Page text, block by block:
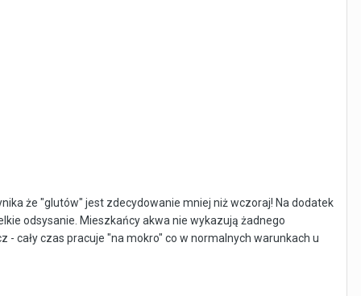
że "glutów" jest zdecydowanie mniej niż wczoraj! Na dodatek
odsysanie. Mieszkańcy akwa nie wykazują żadnego
- cały czas pracuje "na mokro" co w normalnych warunkach u